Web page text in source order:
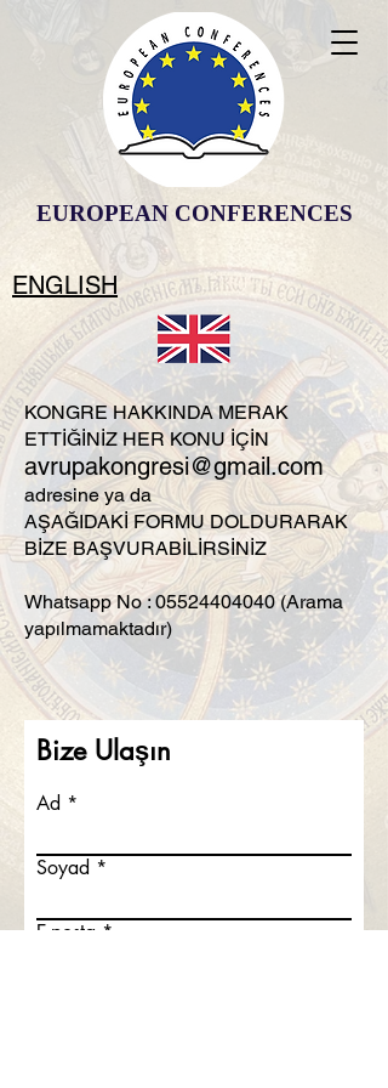
EUROPEAN CONFERENCES
ENGLISH
KONGRE HAKKINDA MERAK
ETTİĞİNİZ HER KONU İÇİN
avrupakongresi@gmail.com
adresine ya da
AŞAĞIDAKİ FORMU DOLDURARAK
BİZE BAŞVURABİLİRSİNİZ
Whatsapp No :05524404040(Arama
yapılmamaktadır)
Bize Ulaşın
Ad
Soyad
E-posta